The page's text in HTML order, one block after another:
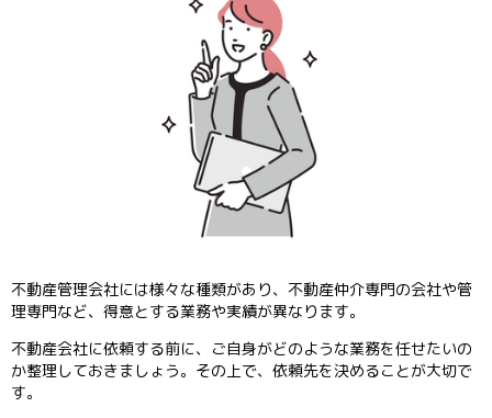
不動産管理会社には様々な種類があり、不動産仲介専門の会社や管
理専門など、得意とする業務や実績が異なります。
不動産会社に依頼する前に、ご自身がどのような業務を任せたいの
か整理しておきましょう。その上で、依頼先を決めることが大切で
す。